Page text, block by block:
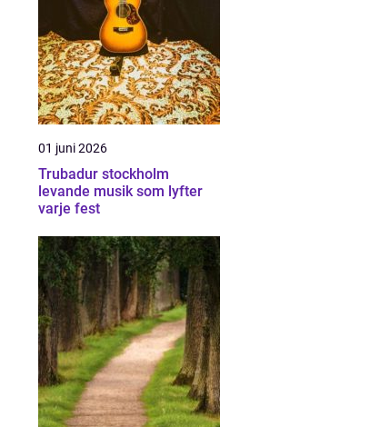
01 juni 2026
Trubadur stockholm
levande musik som lyfter
varje fest